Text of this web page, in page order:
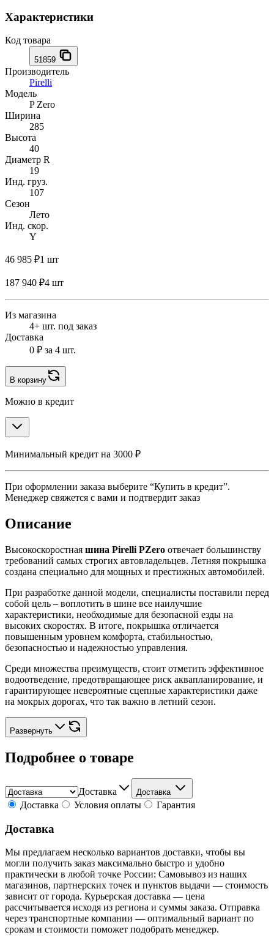
Характеристики
Код товара
51859
Производитель
Pirelli
Модель
P Zero
Ширина
285
Высота
40
Диаметр R
19
Инд. груз.
107
Сезон
Лето
Инд. скор.
Y
46 985 ₽1 шт
187 940 ₽4 шт
Из магазина
4+ шт. под заказ
Доставка
0 ₽ за 4 шт.
В корзину
Можно в кредит
Минимальный кредит на 3000 ₽
При оформлении заказа выберите “Купить в кредит”.
Менеджер свяжется с вами и подтвердит заказ
Описание
Высокоскоростная шина Pirelli PZero отвечает большинству
требований самых строгих автовладельцев. Летняя покрышка
создана специально для мощных и престижных автомобилей.
При разработке данной модели, специалисты поставили перед
собой цель – воплотить в шине все наилучшие
характеристики, необходимые для безопасной езды на
высоких скоростях. В итоге, покрышка отличается
повышенным уровнем комфорта, стабильностью,
безопасностью и надежностью управления.
Среди множества преимуществ, стоит отметить эффективное
водоотведение, предотвращающее риск аквапланирование, и
гарантирующее невероятные сцепные характеристики даже
на мокрых дорогах, что так важно в летний сезон.
Развернуть
Подробнее о товаре
Доставка Доставка
Доставка Условия оплаты Гарантия
Доставка
Мы предлагаем несколько вариантов доставки, чтобы вы
могли получить заказ максимально быстро и удобно
практически в любой точке России: Самовывоз из наших
магазинов, партнерских точек и пунктов выдачи — стоимость
зависит от города. Курьерская доставка — цена
рассчитывается исходя из региона и суммы заказа. Отправка
через транспортные компании — оптимальный вариант по
срокам и стоимости поможет подобрать менеджер.